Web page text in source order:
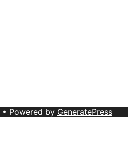
• Powered by GeneratePress